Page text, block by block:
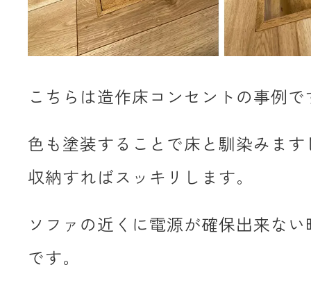
こちらは造作床コンセントの事例で
色も塗装することで床と馴染みま
収納すればスッキリします。
ソファの近くに電源が確保出来な
です。